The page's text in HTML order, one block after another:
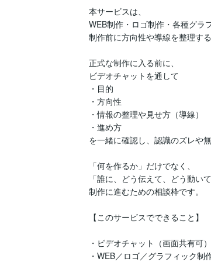
本サービスは、
WEB制作・ロゴ制作・各種グラ
制作前に方向性や導線を整理す
正式な制作に入る前に、
ビデオチャットを通して
・目的
・方向性
・情報の整理や見せ方（導線）
・進め方
を一緒に確認し、認識のズレや
「何を作るか」だけでなく、
「誰に、どう伝えて、どう動い
制作に進むための相談枠です。
【このサービスでできること】
・ビデオチャット（画面共有可
・WEB／ロゴ／グラフィック制